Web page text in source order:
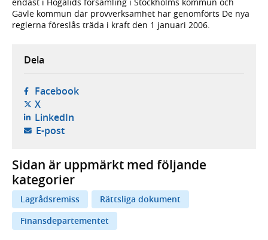
Gävle kommun där provverksamhet har genomförts De nya
reglerna föreslås träda i kraft den 1 januari 2006.
Dela
Facebook- öppnas i ny flik, extern webbplats,
X- öppnas i ny flik, extern webbplats,
LinkedIn- öppnas i ny flik, extern webbplats,
E-post- öppnar din e-postklient,
Sidan är uppmärkt med följande
kategorier
Lagrådsremiss
Rättsliga dokument
Finansdepartementet